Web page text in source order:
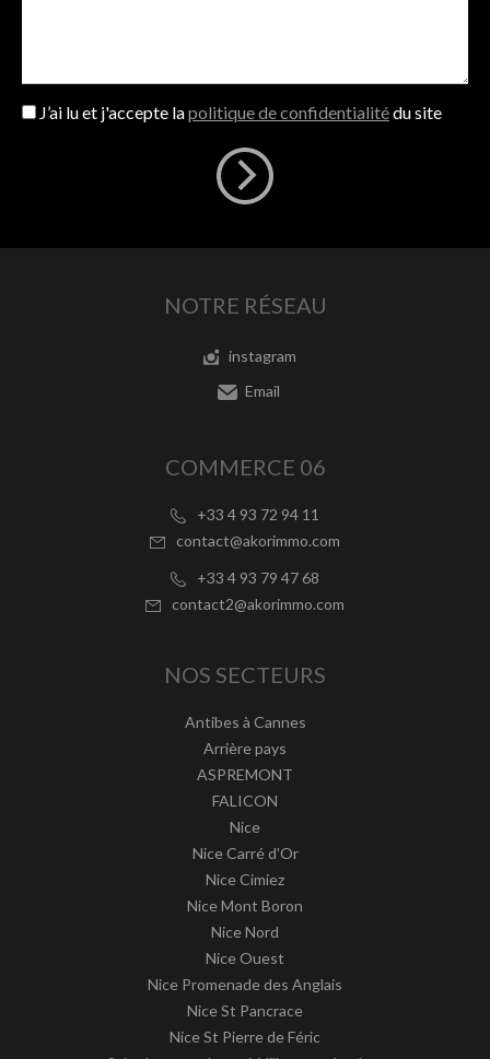
J’ai lu et j'accepte lapolitique de confidentialitédu site
NOTRE RÉSEAU
instagram
Email
COMMERCE 06
+33 4 93 72 94 11
contact@akorimmo.com
+33 4 93 79 47 68
contact2@akorimmo.com
NOS SECTEURS
Antibes à Cannes
Arrière pays
ASPREMONT
FALICON
Nice
Nice Carré d'Or
Nice Cimiez
Nice Mont Boron
Nice Nord
Nice Ouest
Nice Promenade des Anglais
Nice St Pancrace
Nice St Pierre de Féric